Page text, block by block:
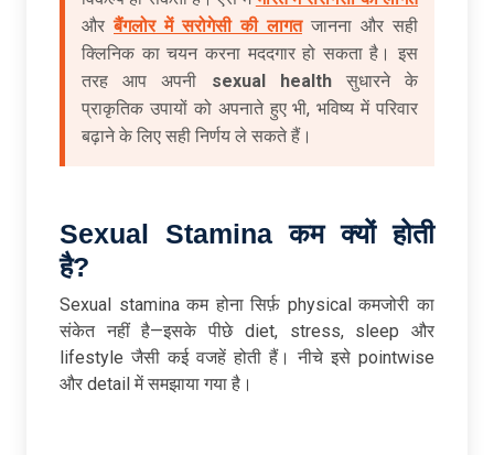
औरबैंगलोर में सरोगेसी की लागतजानना और सही
क्लिनिक का चयन करना मददगार हो सकता है। इस
तरह आप अपनी sexual healthसुधारने के
प्राकृतिक उपायों को अपनाते हुए भी, भविष्य में परिवार
बढ़ाने के लिए सही निर्णय ले सकते हैं।
Sexual Staminaकमक्योंहोती
है?
Sexual stamina कम होना सिर्फ़ physical कमजोरी का
संकेत नहीं है—इसके पीछे diet, stress, sleep और
lifestyle जैसी कई वजहें होती हैं। नीचे इसे pointwise
और detail में समझाया गया है।